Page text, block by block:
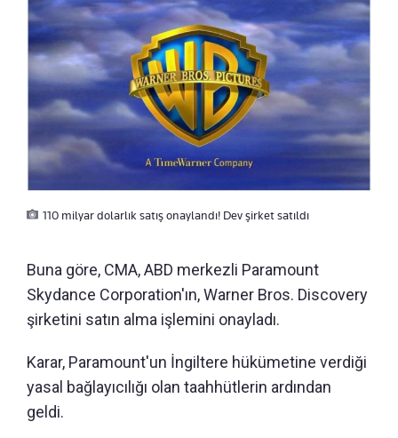
110 milyar dolarlık satış onaylandı! Dev şirket satıldı
Buna göre, CMA, ABD merkezli Paramount
Skydance Corporation'ın, Warner Bros. Discovery
şirketini satın alma işlemini onayladı.
Karar, Paramount'un İngiltere hükümetine verdiği
yasal bağlayıcılığı olan taahhütlerin ardından
geldi.